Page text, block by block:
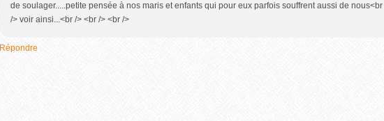
de soulager.....petite pensée à nos maris et enfants qui pour eux parfois souffrent aussi de nous<br
/> voir ainsi...<br /> <br /> <br />
Répondre